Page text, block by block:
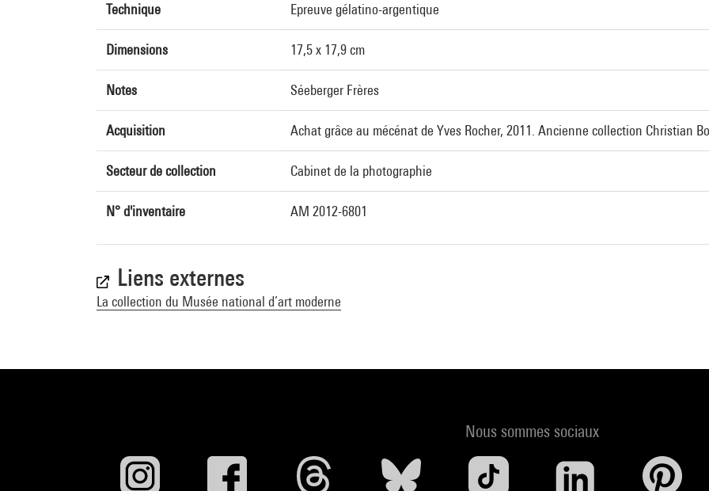
Technique Epreuve gélatino-argentique
Dimensions 17,5 x 17,9 cm
Notes Séeberger Frères
Acquisition Achat grâce au mécénat de Yves Rocher, 2011. Ancienne collection Christian
Secteur de collection Cabinet de la photographie
N° d'inventaire AM 2012-6801
Liens externes
La collection du Musée national d’art moderne
Nous sommes sociaux